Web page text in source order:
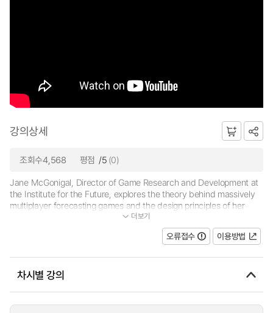
강의상세
조회수4,568 평점 /5 (0)
Jane McGonigal, Director of Game Research and Development at
the Institute for the Future, explores the theory behind massively
multiplayer forecasting games and the design principles of her
project, Superstruct. He reveals the most interesting insights fro...
더보기
오류접수 이용방법
차시별 강의